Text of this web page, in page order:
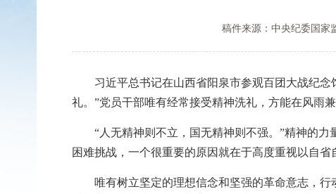
稿件来源：中央纪委国家
习近平总书记在山西省阳泉市参观百团大战纪念
礼。”党员干部唯有经常接受精神洗礼，方能在风雨
“人无精神则不立，国无精神则不强。”精神的力
困难挑战，一个很重要的原因就在于高度重视以自省
唯有树立坚定的理想信念和坚强的革命意志，行